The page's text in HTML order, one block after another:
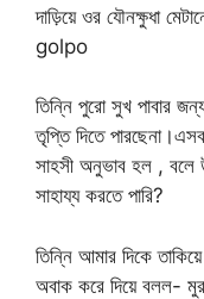
দাড়িয়ে ওর যৌনক্ষুধা
golpo
তিন্নি পুরো সুখ পাবার
তৃপ্তি দিতে
সাহসী অনুভাব হল , বলে
সাহায্য করতে পারি?
তিন্নি আমার দিকে
অবাক করে দিয়ে বলল-